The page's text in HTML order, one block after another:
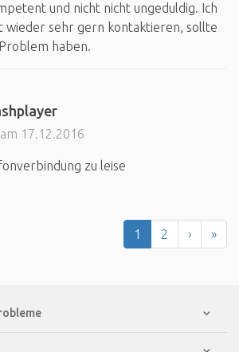
und nicht nicht ungeduldig. Ich
wieder sehr gern kontaktieren, sollte
haben.
17.12.2016
zu leise
1 2 › »